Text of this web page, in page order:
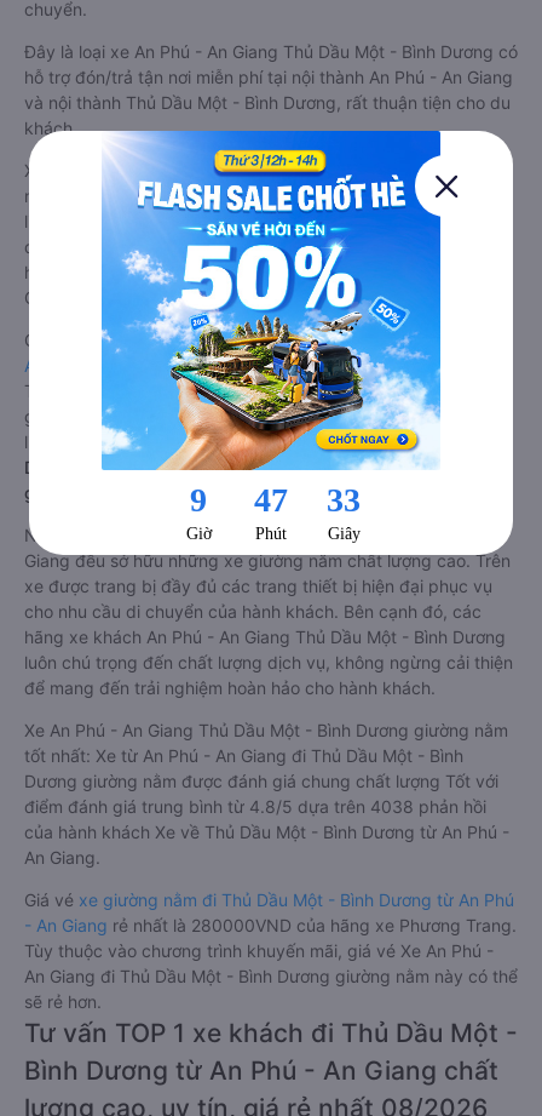
chuyển.
Đây là loại xe An Phú - An Giang Thủ Dầu Một - Bình Dương có
hỗ trợ đón/trả tận nơi miễn phí tại nội thành An Phú - An Giang
và nội thành Thủ Dầu Một - Bình Dương, rất thuận tiện cho du
khách.
Xe An Phú - An Giang Thủ Dầu Một - Bình Dương limousine tốt
nhất: Xe từ An Phú - An Giang đi Thủ Dầu Một - Bình Dương
limousine được đánh giá chung có chất lượng Tốt với điểm
đánh giá trung bình từ 4.8/5 dựa trên 4038 phản hồi của
hành khách Xe về Thủ Dầu Một - Bình Dương từ An Phú - An
Giang.
Giá vé
xe limousine đi Thủ Dầu Một - Bình Dương từ An Phú -
An Giang
rẻ nhất là 280000VND của hãng xe Phương Trang.
Tùy thuộc vào vị trí ngồi của bạn và chương trình khuyến mãi,
giá vé Xe An Phú - An Giang đi Thủ Dầu Một - Bình Dương
limousine này có thể sẽ rẻ hơn
Dòng xe đi Thủ Dầu Một - Bình Dương từ An Phú - An Giang
giường nằm chất lượng cao: Thoải mái, giá cả tốt nhất
Những nhà xe đi Thủ Dầu Một - Bình Dương từ An Phú - An
Giang đều sở hữu những xe giường nằm chất lượng cao. Trên
xe được trang bị đầy đủ các trang thiết bị hiện đại phục vụ
cho nhu cầu di chuyển của hành khách. Bên cạnh đó, các
hãng xe khách An Phú - An Giang Thủ Dầu Một - Bình Dương
luôn chú trọng đến chất lượng dịch vụ, không ngừng cải thiện
để mang đến trải nghiệm hoàn hảo cho hành khách.
Xe An Phú - An Giang Thủ Dầu Một - Bình Dương giường nằm
tốt nhất: Xe từ An Phú - An Giang đi Thủ Dầu Một - Bình
Dương giường nằm được đánh giá chung chất lượng Tốt với
điểm đánh giá trung bình từ 4.8/5 dựa trên 4038 phản hồi
của hành khách Xe về Thủ Dầu Một - Bình Dương từ An Phú -
An Giang.
Giá vé xe giường nằm đi Thủ Dầu Một - Bình Dương từ An Phú
- An Giang rẻ nhất là 280000VND của hãng xe Phương Trang.
Tùy thuộc vào chương trình khuyến mãi, giá vé Xe An Phú -
An Giang đi Thủ Dầu Một - Bình Dương giường nằm này có thể
sẽ rẻ hơn.
Tư vấn TOP 1 xe khách đi Thủ Dầu Một -
Bình Dương từ An Phú - An Giang chất
lượng cao, uy tín, giá rẻ nhất 08/2026